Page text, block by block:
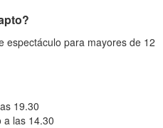
espectáculo para mayores de 12
19.30
a las 14.30